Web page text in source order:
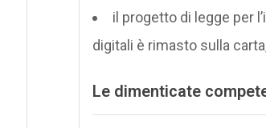
il progetto di legge per
digitali è rimasto sulla
Le dimenticate